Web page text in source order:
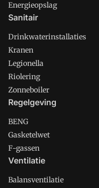
Energieopslag
Sanitair
Drinkwaterinstallaties
Kranen
Legionella
Riolering
Zonneboiler
Regelgeving
BENG
Gasketelwet
F-gassen
Ventilatie
Balansventilatie